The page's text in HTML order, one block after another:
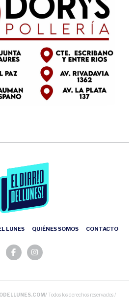
LUNES QUIÉNES SOMOS CONTACTO
Todos los derechos reservados /